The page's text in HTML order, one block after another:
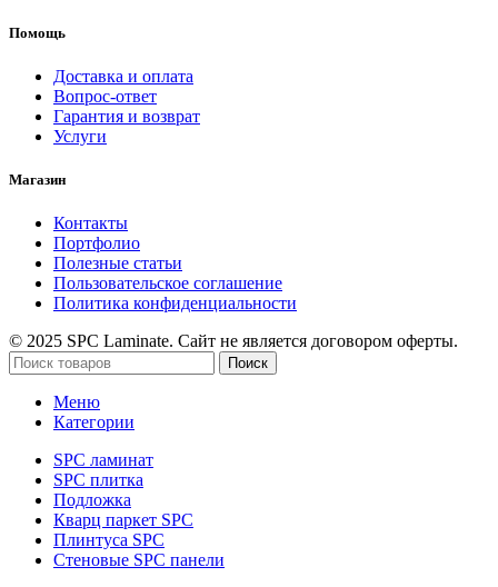
Помощь
Доставка и оплата
Вопрос-ответ
Гарантия и возврат
Услуги
Магазин
Контакты
Портфолио
Полезные статьи
Пользовательское соглашение
Политика конфиденциальности
© 2025 SPC Laminate. Сайт не является договором оферты.
Поиск
Меню
Категории
SPC ламинат
SPC плитка
Подложка
Кварц паркет SPC
Плинтуса SPC
Стеновые SPC панели